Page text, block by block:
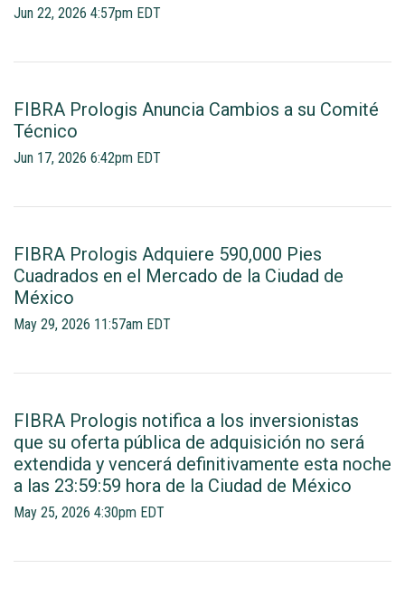
Jun 22, 2026 4:57pm EDT
FIBRA Prologis Anuncia Cambios a su Comité
Técnico
Jun 17, 2026 6:42pm EDT
FIBRA Prologis Adquiere 590,000 Pies
Cuadrados en el Mercado de la Ciudad de
México
May 29, 2026 11:57am EDT
FIBRA Prologis notifica a los inversionistas
que su oferta pública de adquisición no será
extendida y vencerá definitivamente esta noche
a las 23:59:59 hora de la Ciudad de México
May 25, 2026 4:30pm EDT